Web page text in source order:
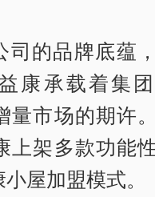
司的品牌底蕴
康承载着集
量市场的期许
上架多款功能
屋加盟模式。